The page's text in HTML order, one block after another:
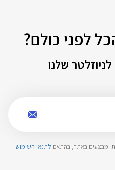
לפני כולם?
שלנו
ומבצעים באתר, בהתאם לתנאי השימוש